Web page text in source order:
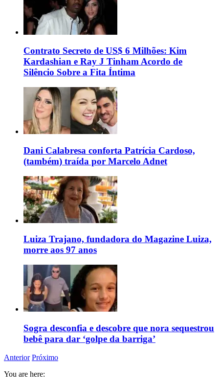
Contrato Secreto de US$ 6 Milhões: Kim
Kardashian e Ray J Tinham Acordo de
Silêncio Sobre a Fita Íntima
Dani Calabresa conforta Patrícia Cardoso,
(também) traída por Marcelo Adnet
Luiza Trajano, fundadora do Magazine Luiza,
morre aos 97 anos
Sogra desconfia e descobre que nora sequestrou
bebê para dar ‘golpe da barriga’
Anterior Próximo
You are here: